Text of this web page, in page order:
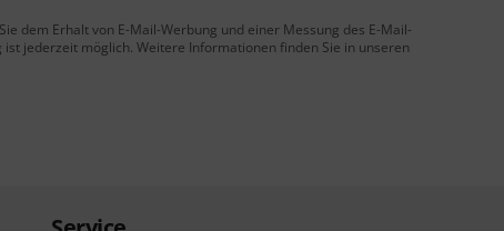
dem Erhalt von E-Mail-Werbung und einer Messung des E-Mail-
jederzeit möglich. Weitere Informationen finden Sie in unseren